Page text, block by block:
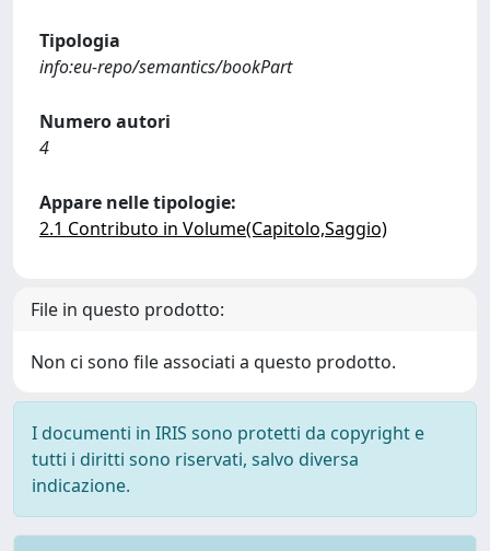
Tipologia
info:eu-repo/semantics/bookPart
Numero autori
4
Appare nelle tipologie:
2.1 Contributo in Volume(Capitolo,Saggio)
File in questo prodotto:
Non ci sono file associati a questo prodotto.
I documenti in IRIS sono protetti da copyright e
tutti i diritti sono riservati, salvo diversa
indicazione.